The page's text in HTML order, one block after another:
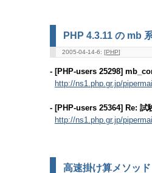
PHP 4.3.11 の mb
2005-04-14-6: [PHP]
- [PHP-users 25298]
http://ns1.php.gr.jp/
- [PHP-users 25364] Re: 試
http://ns1.php.gr.jp/
高速掛け算メソッド